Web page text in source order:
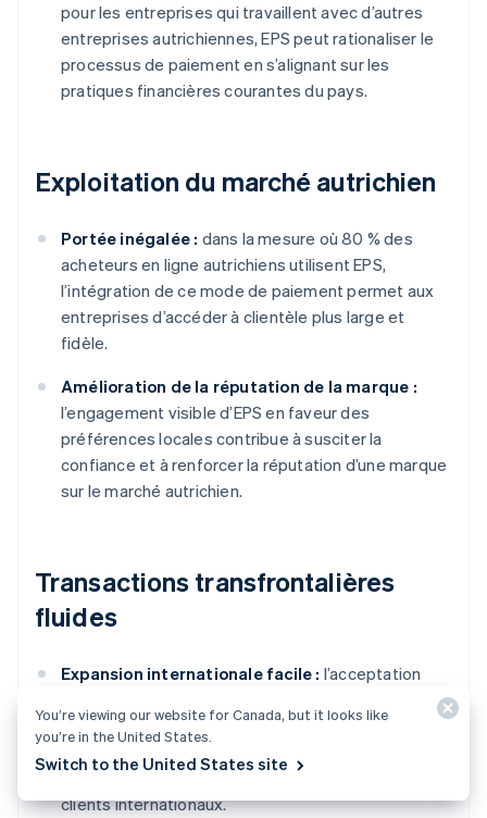
pour les entreprises qui travaillent avec d’autres
entreprises autrichiennes, EPS peut rationaliser le
processus de paiement en s’alignant sur les
pratiques financières courantes du pays.
Exploitation du marché autrichien
Portée inégalée : dans la mesure où 80 % des
acheteurs en ligne autrichiens utilisent EPS,
l’intégration de ce mode de paiement permet aux
entreprises d’accéder à clientèle plus large et
fidèle.
Amélioration de la réputation de la marque :
l’engagement visible d’EPS en faveur des
préférences locales contribue à susciter la
confiance et à renforcer la réputation d’une marque
sur le marché autrichien.
Transactions transfrontalières
fluides
Expansion internationale facile : l’acceptation
grâce à la conversion de devises instantanée et aux
d’étendre leur portée et de servir facilement leurs
clients internationaux.
You’re viewing our website for Canada, but it looks like
you’re in the United States.
Switch to the United States site